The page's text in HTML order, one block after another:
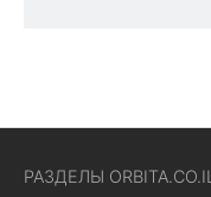
РАЗДЕЛЫ ORBITA.CO.IL